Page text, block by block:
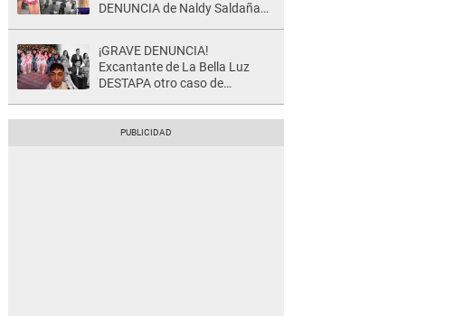
DENUNCIA de Naldy Saldaña
¡GRAVE DENUNCIA!
Excantante de La Bella Luz
DESTAPA otro caso de
represalias: "Yo siempre..."